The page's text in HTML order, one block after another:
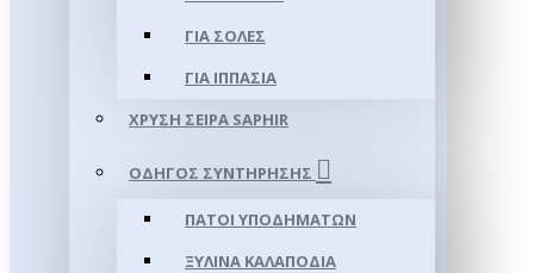
ΓΙΑ ΣΌΛΕΣ
ΓΙΑ ΙΠΠΑΣΊΑ
ΧΡΥΣΉ ΣΕΙΡΆ SAPHIR
ΟΔΗΓΌΣ ΣΥΝΤΉΡΗΣΗΣ
ΠΆΤΟΙ ΥΠΟΔΗΜΆΤΩΝ
ΞΎΛΙΝΑ ΚΑΛΑΠΌΔΙΑ